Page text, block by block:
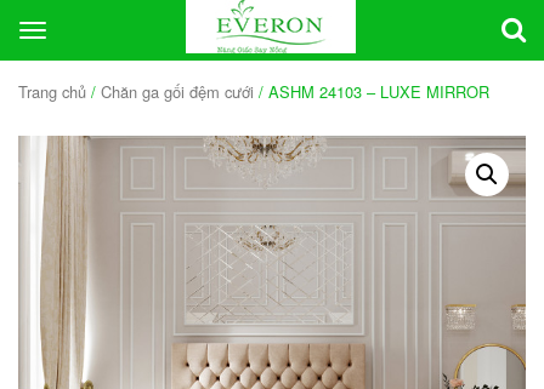
Toggle
navigation
Trang chủ / Chăn ga gối đệm cưới / ASHM 24103 – LUXE MIRROR